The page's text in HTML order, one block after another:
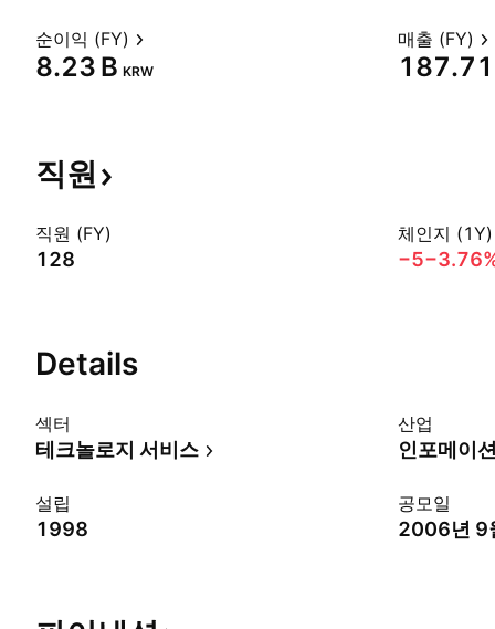
순이익 (FY)
‪8.23 B‬ KRW
매출 (FY)
‪187.71
직원
직원 (FY)
128
체인지 (1Y)
−5
Details
섹터
테크놀로지 서비스
산업
인포메이
설립
1998
공모일
2006년 9